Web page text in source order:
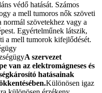
védő hatását. Számos
a mell tumoros nők szöveti
normál szövetekhez vagy a
Egyértelműnek látszik,
a mell tumorok kifejlődését.
A szervezet
van az elektromágneses és
hatásainak
Különösen igaz